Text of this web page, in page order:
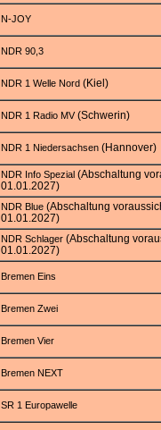
N-JOY
NDR 90,3
NDR 1 Welle Nord (Kiel)
NDR 1 Radio MV(Schwerin)
NDR 1 Niedersachsen (Hannover)
NDR Info Spezial (Abschaltung
01.01.2027)
NDR Blue (Abschaltung
01.01.2027)
NDR Schlager (Abschaltung
01.01.2027)
Bremen Eins
Bremen Zwei
Bremen Vier
Bremen NEXT
SR 1 Europawelle